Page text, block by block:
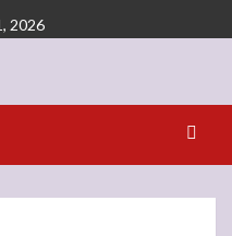
2026